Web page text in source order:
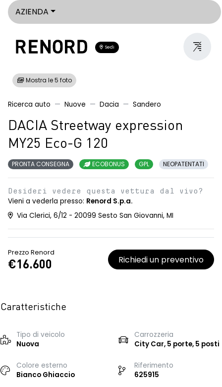
AZIENDA
Sedi
Mostra le 5 foto
Ricerca auto Nuove Dacia Sandero
DACIA Streetway expression
MY25 Eco-G 120
PRONTA CONSEGNA ECOBONUS GPL NEOPATENTATI
Desideri vedere questa vettura dal vivo?
Vieni a vederla presso: Renord S.p.a.
Via Clerici, 6/12 - 20099 Sesto San Giovanni, MI
Prezzo Renord
€16.600 Richiedi un preventivo
Caratteristiche
Tipo di veicolo
Nuova
Carrozzeria
City Car, 5 porte, 5 posti
Colore esterno
Bianco Ghiaccio
Riferimento
625915